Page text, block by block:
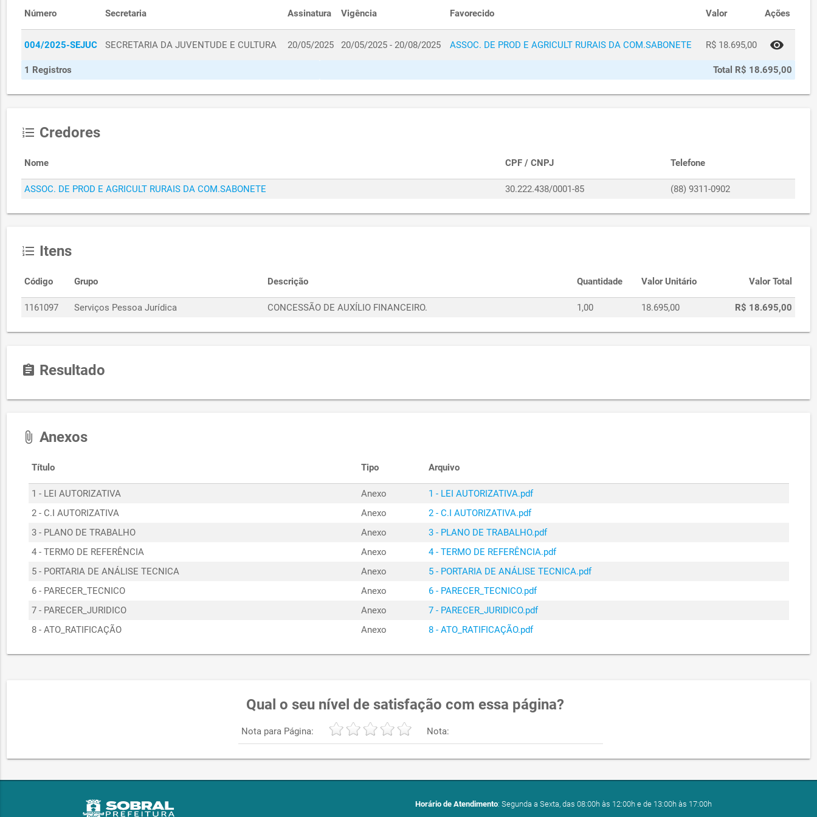
Número Secretaria Assinatura Vigência Favorecido Valor Ações
004/2025-SEJUC SECRETARIA DA JUVENTUDE E CULTURA 20/05/2025 20/05/2025 - 20/08/2025 ASSOC. DE PROD E AGRICULT RURAIS DA COM.SABONETE R$ 18.695,00 visibility
1 Registros Total R$ 18.695,00
format_list_numbered Credores
Nome CPF / CNPJ Telefone
ASSOC. DE PROD E AGRICULT RURAIS DA COM.SABONETE 30.222.438/0001-85 (88) 9311-0902
format_list_numbered Itens
Código Grupo Descrição Quantidade Valor Unitário Valor Total
1161097 Serviços Pessoa Jurídica CONCESSÃO DE AUXÍLIO FINANCEIRO. 1,00 18.695,00 R$ 18.695,00
assignment Resultado
attach_file Anexos
Título Tipo Arquivo
1 - LEI AUTORIZATIVA Anexo
1 - LEI AUTORIZATIVA.pdf
2 - C.I AUTORIZATIVA
Anexo
2 - C.I AUTORIZATIVA.pdf
3 - PLANO DE TRABALHO
Anexo
3 - PLANO DE TRABALHO.pdf
4 - TERMO DE REFERÊNCIA
Anexo
4 - TERMO DE REFERÊNCIA.pdf
5 - PORTARIA DE ANÁLISE TECNICA
Anexo
5 - PORTARIA DE ANÁLISE TECNICA.pdf
6 - PARECER_TECNICO
Anexo
6 - PARECER_TECNICO.pdf
7 - PARECER_JURIDICO
Anexo
7 - PARECER_JURIDICO.pdf
8 - ATO_RATIFICAÇÃO
Anexo 8 - ATO_RATIFICAÇÃO.pdf
Qual o seu nível de satisfação com essa página?
Nota para Página: Nota:
Horário de Atendimento: Segunda a Sexta, das 08:00h às 12:00h e de 13:00h às 17:00h